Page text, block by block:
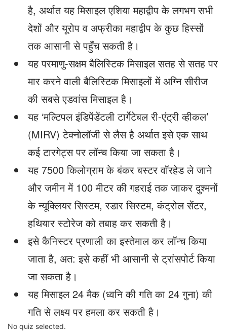
है, अर्थात यह मिसाइल एशिया महाद्वीप के लगभग सभी
देशों और यूरोप व अफ्रीका महाद्वीप के कुछ हिस्सों
तक आसानी से पहुँच सकती है।
यह परमाणु-सक्षम बैलिस्टिक मिसाइल सतह से सतह पर
मार करने वाली बैलिस्टिक मिसाइलों में अग्नि सीरीज
की सबसे एडवांस मिसाइल है।
यह ‘मल्टिपल इंडिपेंडेंटली टार्गेटेबल री-एंट्री व्हीकल’
(MIRV) टेक्नोलॉजी से लैस है अर्थात इसे एक साथ
कई टारगेट्स पर लॉन्च किया जा सकता है।
यह 7500 किलोग्राम के बंकर बस्टर वॉरहेड ले जाने
और जमीन में 100 मीटर की गहराई तक जाकर दुश्मनों
के न्यूक्लियर सिस्टम, रडार सिस्टम, कंट्रोल सेंटर,
हथियार स्टोरेज को तबाह कर सकती है।
इसे कैनिस्टर प्रणाली का इस्तेमाल कर लॉन्च किया
जाता है, अत: इसे कहीं भी आसानी से ट्रांसपोर्ट किया
जा सकता है।
यह मिसाइल 24 मैक (ध्वनि की गति का 24 गुना) की
गति से लक्ष्य पर हमला कर सकती है।
No quiz selected.